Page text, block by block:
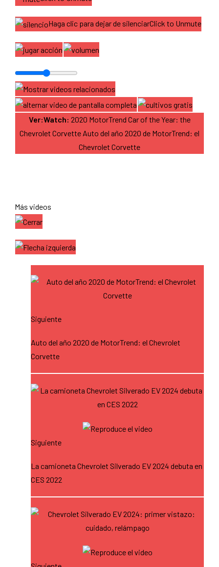
Haga clic para dejar de silenciarClick to Unmute
Ver:Watch: 2020 MotorTrend Car of the Year: the
Chevrolet Corvette Auto del año 2020 de MotorTrend: el
Chevrolet Corvette
Más videos
Siguiente
Auto del año 2020 de MotorTrend: el Chevrolet
Corvette
Siguiente
La camioneta Chevrolet Silverado EV 2024 debuta en
CES 2022